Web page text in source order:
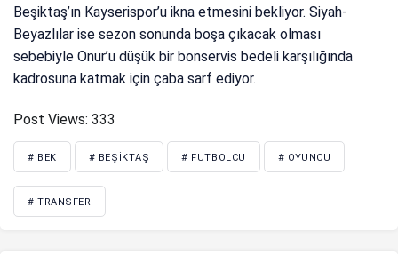
Beşiktaş’ın Kayserispor’u ikna etmesini bekliyor. Siyah-
Beyazlılar ise sezon sonunda boşa çıkacak olması
sebebiyle Onur’u düşük bir bonservis bedeli karşılığında
kadrosuna katmak için çaba sarf ediyor.
Post Views: 333
# BEK # BEŞIKTAŞ # FUTBOLCU # OYUNCU
# TRANSFER